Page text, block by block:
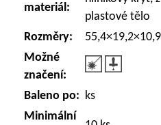
materiál:
plastové tělo
Rozměry:
Možné
značení:
Baleno po: ks
Minimální